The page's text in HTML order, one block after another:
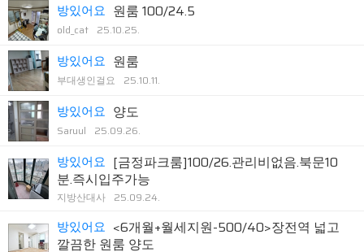
방있어요 원룸 100/24.5
old_cat 25.10.25.
방있어요 원룸
부대생인걸요 25.10.11.
방있어요 양도
Saruul 25.09.26.
방있어요 [금정파크룸]100/26.관리비없음.북문10
분.즉시입주가능
지방산대사 25.09.24.
방있어요 <6개월+월세지원-500/40>장전역 넓고
깔끔한 원룸 양도